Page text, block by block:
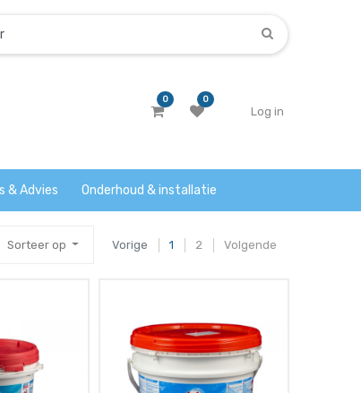
0 0
Log in
& Advies Onderhoud & installatie
Vorige 1 2 Volgende
Sorteer op